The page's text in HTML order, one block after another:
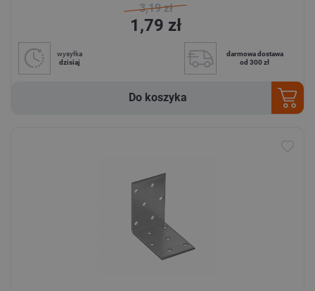
3,19 zł
1,79 zł
wysyłka
dzisiaj
darmowa dostawa
od 300 zł
Do koszyka